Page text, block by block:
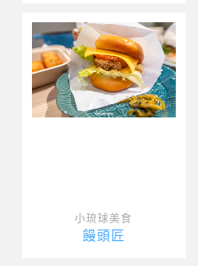
小琉球美食
饅頭匠